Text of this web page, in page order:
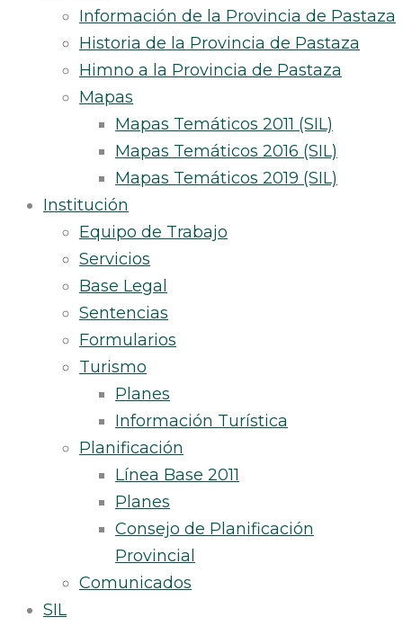
Información de la Provincia de Pastaza
Historia de la Provincia de Pastaza
Himno a la Provincia de Pastaza
Mapas
Mapas Temáticos 2011 (SIL)
Mapas Temáticos 2016 (SIL)
Mapas Temáticos 2019 (SIL)
Institución
Equipo de Trabajo
Servicios
Base Legal
Sentencias
Formularios
Turismo
Planes
Información Turística
Planificación
Línea Base 2011
Planes
Consejo de Planificación
Provincial
Comunicados
SIL